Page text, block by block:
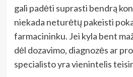
gali padėti suprasti bendrą
niekada neturėtų pakeisti
farmacininku. Jei kyla bent
dėl dozavimo, diagnozės ar
specialisto yra vienintelis